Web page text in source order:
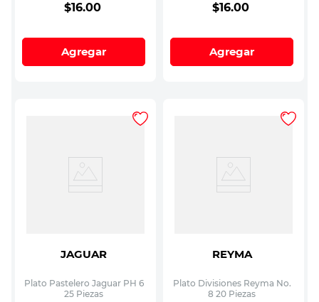
$16.00
Agregar
$16.00
Agregar
JAGUAR
Plato Pastelero Jaguar PH 6
25 Piezas
REYMA
Plato Divisiones Reyma No.
8 20 Piezas